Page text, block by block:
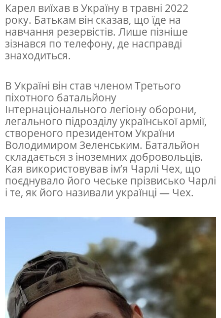
в
У
к
р
ї
н
і
Карел виїхав в Україну в травні 2022
року. Батькам він сказав, що їде на
навчання резервістів. Лише пізніше
зізнався по телефону, де насправді
знаходиться.
В Україні він став членом Третього
піхотного батальйону
Інтернаціонального легіону оборони,
легального підрозділу української армії,
створеного президентом України
Володимиром Зеленським. Батальйон
складається з іноземних добровольців.
Кая використовував ім’я Чарлі Чех, що
поєднувало його чеське прізвисько Чарлі
і те, як його називали українці — Чех.